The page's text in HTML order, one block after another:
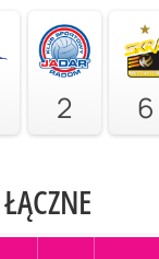
2 6